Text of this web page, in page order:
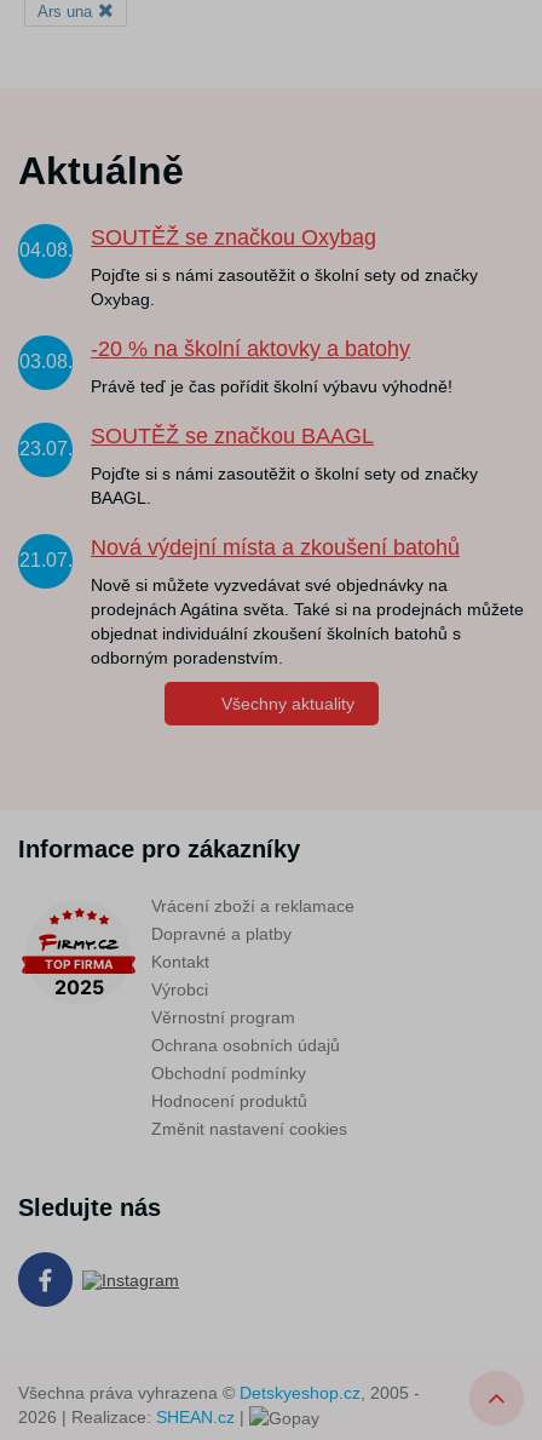
Ars una
Aktuálně
04.08.
SOUTĚŽ se značkou Oxybag
Pojďte si s námi zasoutěžit o školní sety od značky
Oxybag.
03.08.
-20 % na školní aktovky a batohy
Právě teď je čas pořídit školní výbavu výhodně!
23.07.
SOUTĚŽ se značkou BAAGL
Pojďte si s námi zasoutěžit o školní sety od značky
BAAGL.
21.07.
Nová výdejní místa a zkoušení batohů
Nově si můžete vyzvedávat své objednávky na
prodejnách Agátina světa. Také si na prodejnách můžete
objednat individuální zkoušení školních batohů s
odborným poradenstvím.
Všechny aktuality
Informace pro zákazníky
Vrácení zboží a reklamace
Dopravné a platby
Kontakt
Výrobci
Věrnostní program
Ochrana osobních údajů
Obchodní podmínky
Hodnocení produktů
Změnit nastavení cookies
Sledujte nás
Všechna práva vyhrazena © Detskyeshop.cz , 2005 -
2026 | Realizace: SHEAN.cz |